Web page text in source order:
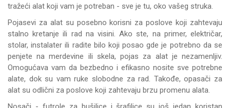
tražeći alat koji vam je potreban - sve je tu, oko vašeg struka.
Pojasevi za alat su posebno korisni za poslove koji zahtevaju
stalno kretanje ili rad na visini. Ako ste, na primer, električar,
stolar, instalater ili radite bilo koji posao gde je potrebno da se
penjete na merdevine ili skela, pojas za alat je nezamenljiv.
Omogućava vam da bezbedno i efikasno nosite sve potrebne
alate, dok su vam ruke slobodne za rad. Takođe, opasači za
alat su odlični za poslove koji zahtevaju brzu promenu alata.